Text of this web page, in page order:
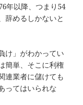
年以降、つまり54
辞めるしかないと
け」がわかってい
簡単、そこに利権
連業者に儲けても
ってはいられな